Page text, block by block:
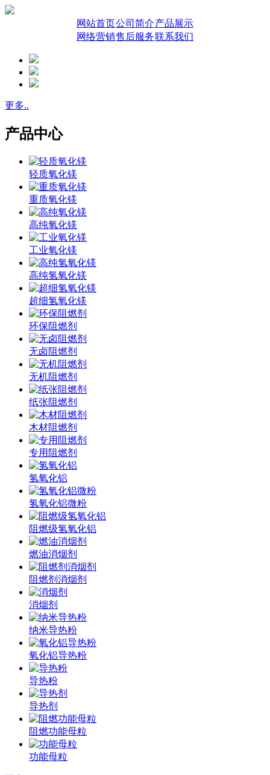
网站首页公司简介产品展示
网络营销售后服务联系我们
更多..
产品中心
轻质氧化镁
重质氧化镁
高纯氧化镁
工业氧化镁
高纯氢氧化镁
超细氢氧化镁
环保阻燃剂
无卤阻燃剂
无机阻燃剂
纸张阻燃剂
木材阻燃剂
专用阻燃剂
氢氧化铝
氢氧化铝微粉
阻燃级氢氧化铝
燃油消烟剂
阻燃剂消烟剂
消烟剂
纳米导热粉
氧化铝导热粉
导热粉
导热剂
阻燃功能母粒
功能母粒